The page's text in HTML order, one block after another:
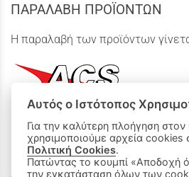
ΠΑΡΑΛΑΒΗ ΠΡΟΪΟΝΤΩΝ
Η παραλαβή των προϊόντων
ΟΙ ΑΓΟΡΕΣ ΜΟΥ
Αυτός ο Ιστότοπος
Για την καλύτερη πλοήγηση
χρησιμοποιούμε αρχεία
Πολιτική Cookies.
Πατώντας το κουμπί «Αποδοχή όλων» αποδέχεστε
την εγκατάσταση όλων των